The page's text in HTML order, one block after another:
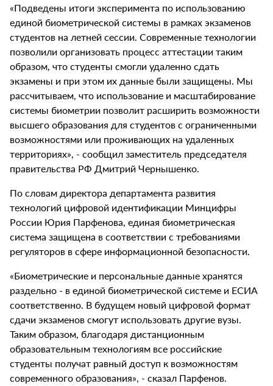
«Подведены итоги эксперимента по использованию
единой биометрической системы в рамках экзаменов
студентов на летней сессии. Современные технологии
позволили организовать процесс аттестации таким
образом, что студенты смогли удаленно сдать
экзамены и при этом их данные были защищены. Мы
рассчитываем, что использование и масштабирование
системы биометрии позволит расширить возможности
высшего образования для студентов с ограниченными
возможностями или проживающих на удаленных
территориях», - сообщил заместитель председателя
правительства РФ Дмитрий Чернышенко.
По словам директора департамента развития
технологий цифровой идентификации Минцифры
России Юрия Парфенова, единая биометрическая
система защищена в соответствии с требованиями
регуляторов в сфере информационной безопасности.
«Биометрические и персональные данные хранятся
раздельно - в единой биометрической системе и ЕСИА
соответственно. В будущем новый цифровой формат
сдачи экзаменов смогут использовать другие вузы.
Таким образом, благодаря дистанционным
образовательным технологиям все российские
студенты получат равный доступ к возможностям
современного образования», - сказал Парфенов.